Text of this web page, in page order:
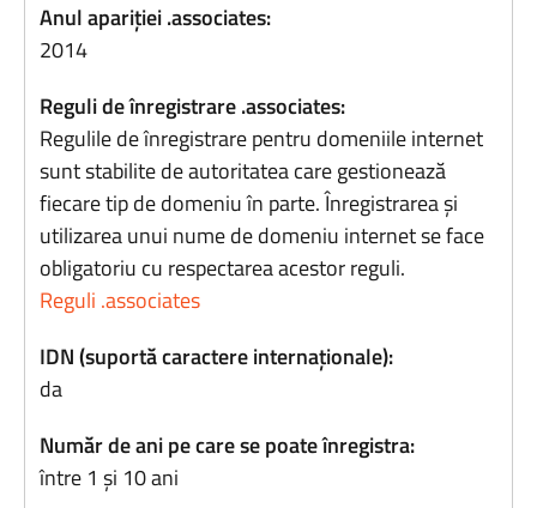
Anul apariției .associates:
2014
Reguli de înregistrare .associates:
Regulile de înregistrare pentru domeniile internet
sunt stabilite de autoritatea care gestionează
fiecare tip de domeniu în parte. Înregistrarea și
utilizarea unui nume de domeniu internet se face
obligatoriu cu respectarea acestor reguli.
Reguli .associates
IDN (suportă caractere internaționale):
da
Număr de ani pe care se poate înregistra:
între 1 și 10 ani